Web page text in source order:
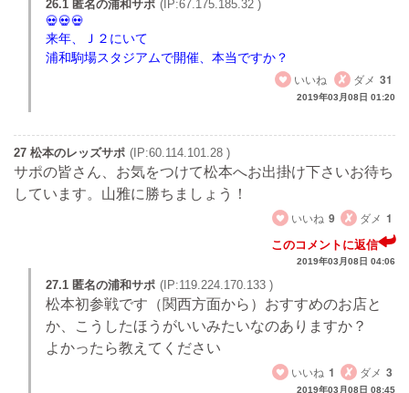
26.1 匿名の浦和サポ (IP:67.175.185.32 )
来年、Ｊ２にいて
浦和駒場スタジアムで開催、本当ですか？
いいね ダメ 31
2019年03月08日 01:20
27 松本のレッズサポ (IP:60.114.101.28 )
サポの皆さん、お気をつけて松本へお出掛け下さいお待ち
しています。山雅に勝ちましょう！
いいね 9 ダメ 1
このコメントに返信
2019年03月08日 04:06
27.1 匿名の浦和サポ (IP:119.224.170.133 )
松本初参戦です（関西方面から）おすすめのお店と
か、こうしたほうがいいみたいなのありますか？
よかったら教えてください
いいね 1 ダメ 3
2019年03月08日 08:45